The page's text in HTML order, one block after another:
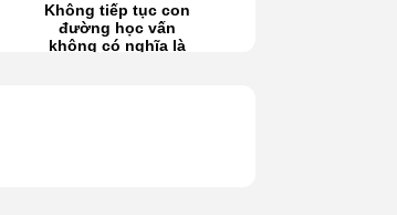
Không tiếp tục con
đường học vấn
không có nghĩa là